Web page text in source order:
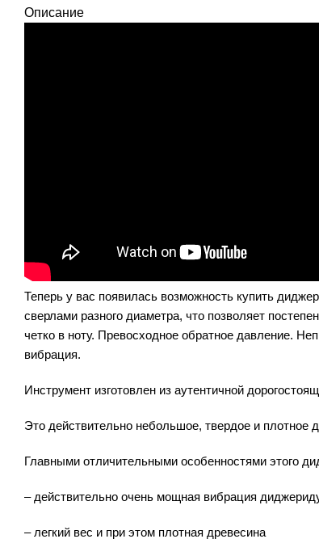
Описание
Теперь у вас появилась возможность купить
сверлами разного диаметра, что позволяет
четко в ноту. Превосходное обратное давление.
вибрация.
Инструмент изготовлен из аутентичной
Это действительно небольшое, твердое и плотное
Главными отличительными особенностями этого
– действительно очень мощная вибрация
– легкий вес и при этом плотная древесина